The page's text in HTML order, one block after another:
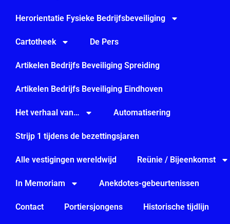
Herorientatie Fysieke Bedrijfsbeveiliging
Cartotheek De Pers
Artikelen Bedrijfs Beveiliging Spreiding
Artikelen Bedrijfs Beveiliging Eindhoven
Het verhaal van… Automatisering
Strijp 1 tijdens de bezettingsjaren
Alle vestigingen wereldwijd Reünie / Bijeenkomst
In Memoriam Anekdotes-gebeurtenissen
Contact Portiersjongens Historische tijdlijn